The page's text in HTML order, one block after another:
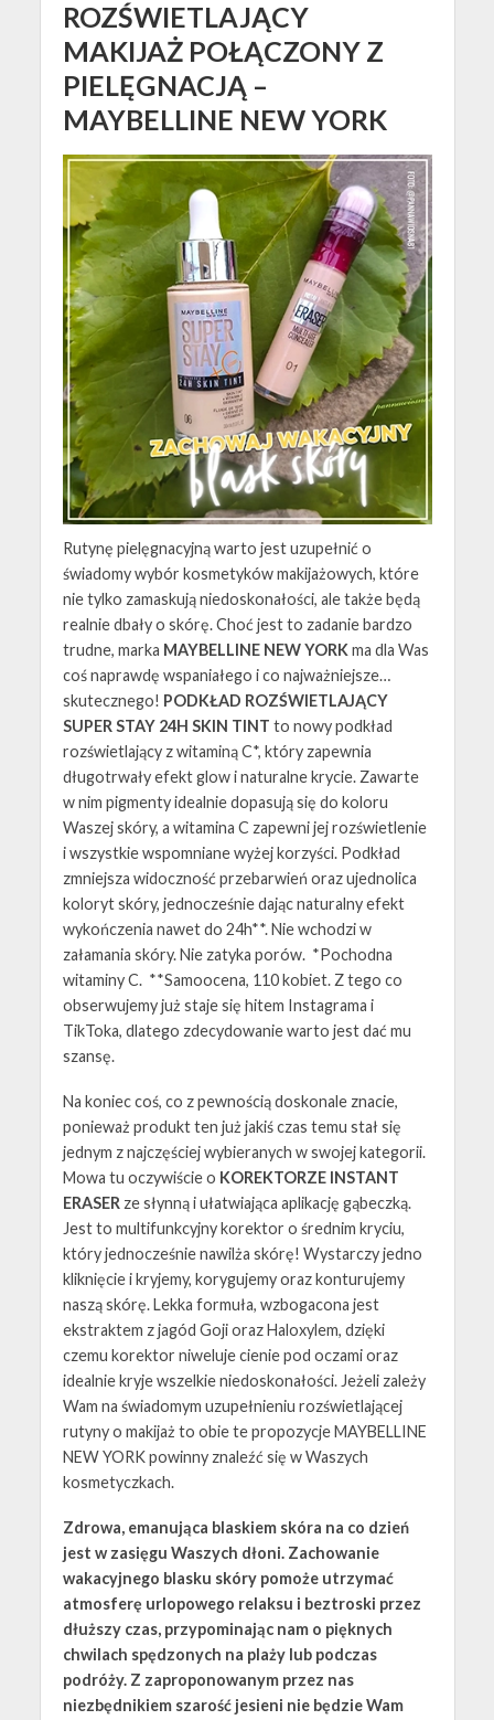
ROZŚWIETLAJĄCY
MAKIJAŻ POŁĄCZONY Z
PIELĘGNACJĄ –
MAYBELLINE NEW YORK
Rutynę pielęgnacyjną warto jest uzupełnić o
świadomy wybór kosmetyków makijażowych, które
nie tylko zamaskują niedoskonałości, ale także będą
realnie dbały o skórę. Choć jest to zadanie bardzo
trudne, marka MAYBELLINE NEW YORKma dla Was
coś naprawdę wspaniałego i co najważniejsze…
skutecznego! PODKŁAD ROZŚWIETLAJĄCY
SUPER STAY 24H SKIN TINT to nowy podkład
rozświetlający z witaminą C*, który zapewnia
długotrwały efekt glow i naturalne krycie. Zawarte
w nim pigmenty idealnie dopasują się do koloru
Waszej skóry, a witamina C zapewni jej rozświetlenie
i wszystkie wspomniane wyżej korzyści. Podkład
zmniejsza widoczność przebarwień oraz ujednolica
koloryt skóry, jednocześnie dając naturalny efekt
wykończenia nawet do 24h**. Nie wchodzi w
załamania skóry. Nie zatyka porów. *Pochodna
witaminy C. **Samoocena, 110 kobiet. Z tego co
obserwujemy już staje się hitem Instagrama i
TikToka, dlatego zdecydowanie warto jest dać mu
szansę.
Na koniec coś, co z pewnością doskonale znacie,
ponieważ produkt ten już jakiś czas temu stał się
jednym z najczęściej wybieranych w swojej kategorii.
Mowa tu oczywiście o KOREKTORZE INSTANT
ERASER ze słynną i ułatwiająca aplikację gąbeczką.
Jest to multifunkcyjny korektor o średnim kryciu,
który jednocześnie nawilża skórę! Wystarczy jedno
kliknięcie i kryjemy, korygujemy oraz konturujemy
naszą skórę. Lekka formuła, wzbogacona jest
ekstraktem z jagód Goji oraz Haloxylem, dzięki
czemu korektor niweluje cienie pod oczami oraz
idealnie kryje wszelkie niedoskonałości. Jeżeli zależy
Wam na świadomym uzupełnieniu rozświetlającej
rutyny o makijaż to obie te propozycje MAYBELLINE
NEW YORK powinny znaleźć się w Waszych
kosmetyczkach.
Zdrowa, emanująca blaskiem skóra na co dzień
jest w zasięgu Waszych dłoni. Zachowanie
wakacyjnego blasku skóry pomoże utrzymać
atmosferę urlopowego relaksu i beztroski przez
dłuższy czas, przypominając nam o pięknych
chwilach spędzonych na plaży lub podczas
podróży. Z zaproponowanym przez nas
niezbędnikiem szarość jesieni nie będzie Wam